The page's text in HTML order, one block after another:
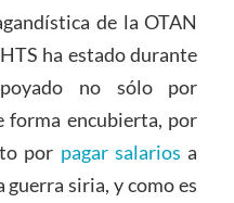
de la OTAN
ha estado durante
no sólo por
forma encubierta, por
por pagar salarios a
siria, y como es